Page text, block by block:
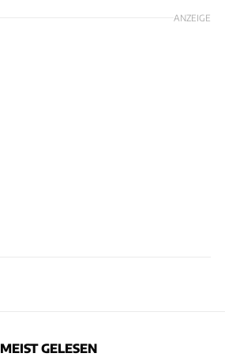
ANZEIGE
MEIST GELESEN